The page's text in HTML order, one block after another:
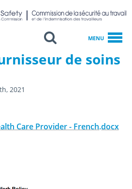
MAIN CONTENT
and Compensation Commission
MENU
Search
De Santé
de soins
2021
Care Provider - French.docx